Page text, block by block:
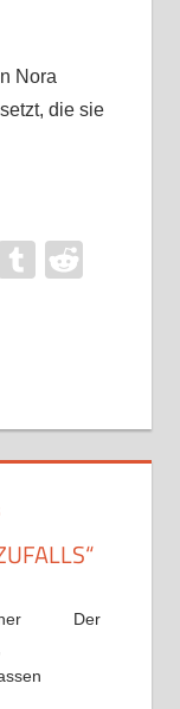
Nora
die sie
EmailTumblr
Der